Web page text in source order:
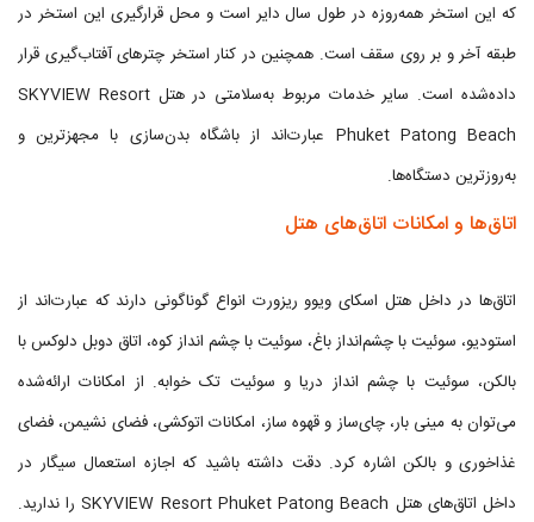
که این استخر همه‌روزه در طول سال دایر است و محل قرارگیری این استخر در
طبقه آخر و بر روی سقف است. همچنین در کنار استخر چترهای آفتاب‌گیری قرار
داده‌شده است. سایر خدمات مربوط به‌سلامتی در هتل SKYVIEW Resort
Phuket Patong Beach عبارت‌اند از باشگاه بدن‌سازی با مجهزترین و
به‌روزترین دستگاه‌ها.
اتاق‌ها و امکانات اتاق‌های هتل
اتاق‌ها در داخل هتل اسکای ویوو ریزورت انواع گوناگونی دارند که عبارت‌اند از
استودیو، سوئیت با چشم‌انداز باغ، سوئیت با چشم انداز کوه، اتاق دوبل دلوکس با
بالکن، سوئیت با چشم انداز دریا و سوئیت تک خوابه. از امکانات ارائه‌شده
می‌توان به مینی بار، چای‌ساز و قهوه ساز، امکانات اتوکشی، فضای نشیمن، فضای
غذاخوری و بالکن اشاره کرد. دقت داشته باشید که اجازه استعمال سیگار در
داخل اتاق‌های هتل SKYVIEW Resort Phuket Patong Beach را ندارید.